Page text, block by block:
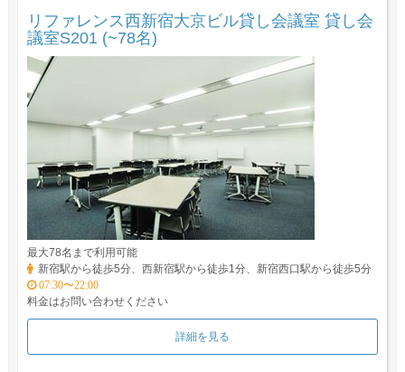
リファレンス西新宿大京ビル貸し会議室 貸し会
議室S201 (~78名)
最大78名まで利用可能
新宿駅から徒歩5分、西新宿駅から徒歩1分、新宿西口駅から徒歩5分
07:30〜22:00
料金はお問い合わせください
詳細を見る